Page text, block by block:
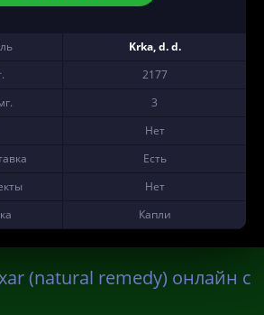
Krka, d. d.
2177
3
Нет
Есть
Нет
Капли
(natural remedy) онлайн с